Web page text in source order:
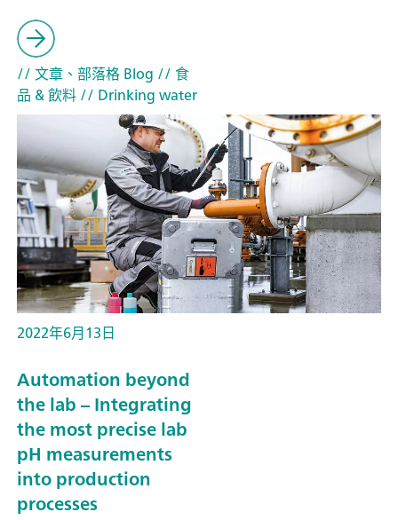
// 文章、部落格 Blog // 食
品 & 飲料// Drinking water
2022年6月13日
Automation beyond
the lab – Integrating
the most precise lab
pH measurements
into production
processes